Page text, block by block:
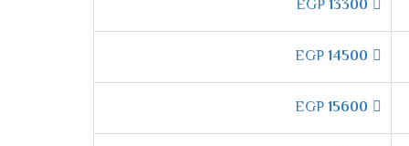
الداخلية من الاتربة ولتلك السبب وفرنا لكم
الضغط على الزر الخاص بها من خلال الريموت
أو جراثيم وتقوم منع تكون أى عفن على سطح المبادل
13300
14500
15600